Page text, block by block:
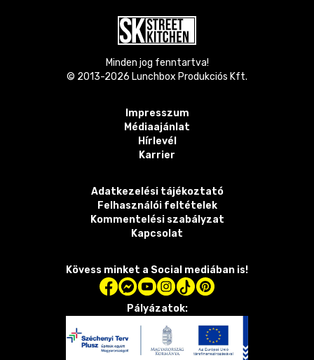
Minden jog fenntartva!
© 2013-2026 Lunchbox Produkciós Kft.
Impresszum
Médiaajánlat
Hírlevél
Karrier
Adatkezelési tájékoztató
Felhasználói feltételek
Kommentelési szabályzat
Kapcsolat
Kövess minket a Social mediában is!
Pályázatok: